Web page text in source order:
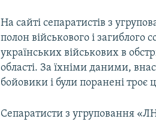
На сайті сепаратистів з
полон військового і
українських військових в
області. За їхніми даними,
бойовики і були поранені троє
Сепаратисти з угруповання